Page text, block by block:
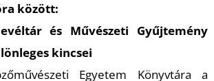
között:
és Művészeti Gyűjtemény
kincsei
Egyetem Könyvtára a